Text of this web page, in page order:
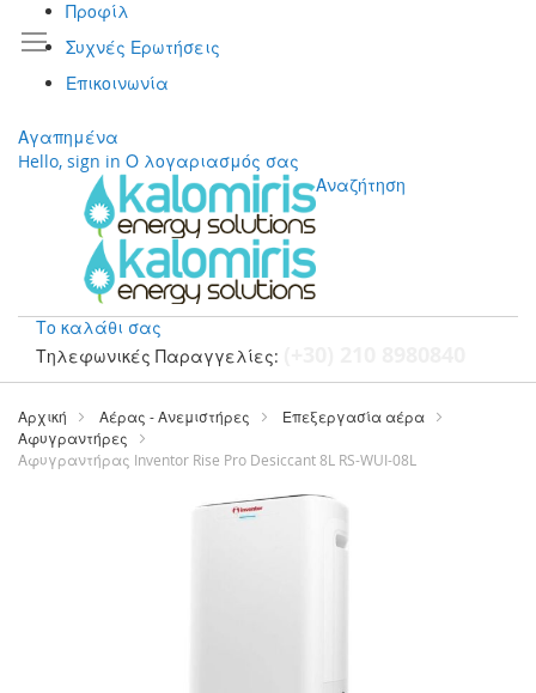
Προφίλ
Συχνές Ερωτήσεις
Επικοινωνία
Αγαπημένα
Hello, sign in Ο λογαριασμός σας
Αναζήτηση
Το καλάθι σας
Τηλεφωνικές Παραγγελίες:
Μετάβαση
περιεχόμενο
Αρχική Αέρας - Ανεμιστήρες
Επεξεργασία αέρα
Αφυγραντήρες
Αφυγραντήρας Inventor Rise Pro Desiccant 8L RS-WUI-08L